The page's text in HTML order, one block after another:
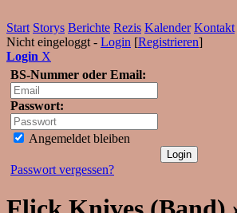
Start Storys Berichte Rezis Kalender Kontakt
Nicht eingeloggt - Login [Registrieren]
Login X
BS-Nummer oder Email:
Passwort:
Angemeldet bleiben
Passwort vergessen?